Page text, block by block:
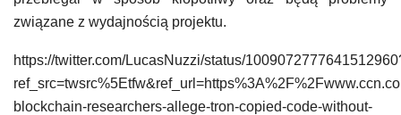
związane z wydajnością projektu.
https://twitter.com/LucasNuzzi/status/
blockchain-researchers-allege-tron-copied-code-without-